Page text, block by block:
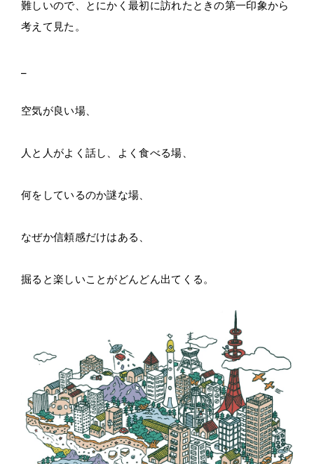
難しいので、 とにかく最初に訪れたときの第一印象から
考えて見た。
空気が良い場、
人と人がよく話し、よく食べる場、
何をしているのか謎な場、
なぜか信頼感だけはある、
掘ると楽しいことがどんどん出てくる。